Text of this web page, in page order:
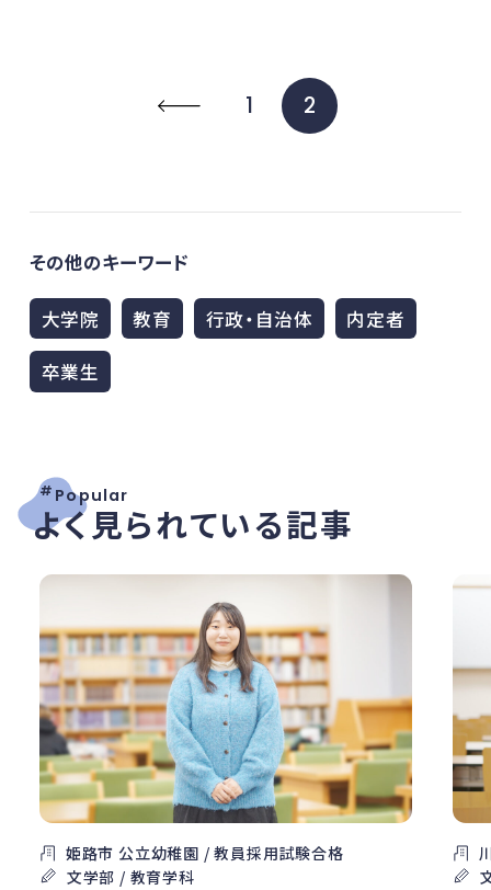
1 2
その他のキーワード
大学院 教育 行政・自治体 内定者
卒業生
# Popular
よく見られている記事
姫路市 公立幼稚園 / 教員採用試験合格
文学部 / 教育学科